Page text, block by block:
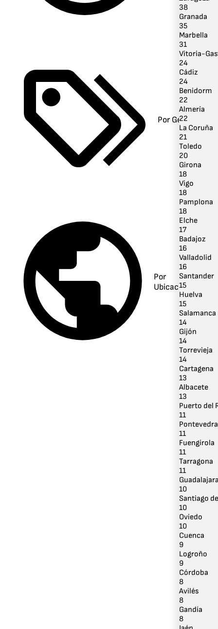
Por Género
Por
Ubicación
38
Granada
35
Marbella
31
Vitoria-
24
Cádiz
24
Benidorm
22
Almería
22
La Coruña
21
Toledo
20
Girona
18
Vigo
18
Pamplona
18
Elche
17
Badajoz
16
Valladolid
16
Santander
15
Huelva
15
Salamanca
14
Gijón
14
Torrevieja
14
Cartagena
13
Albacete
13
Puerto del
11
Pontevedra
11
Fuengirola
11
Tarragona
11
10
Santiago
10
Oviedo
10
Cuenca
9
Logroño
9
Córdoba
8
Avilés
8
Gandía
8